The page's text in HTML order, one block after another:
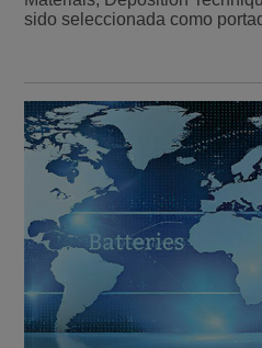
sido seleccionada como